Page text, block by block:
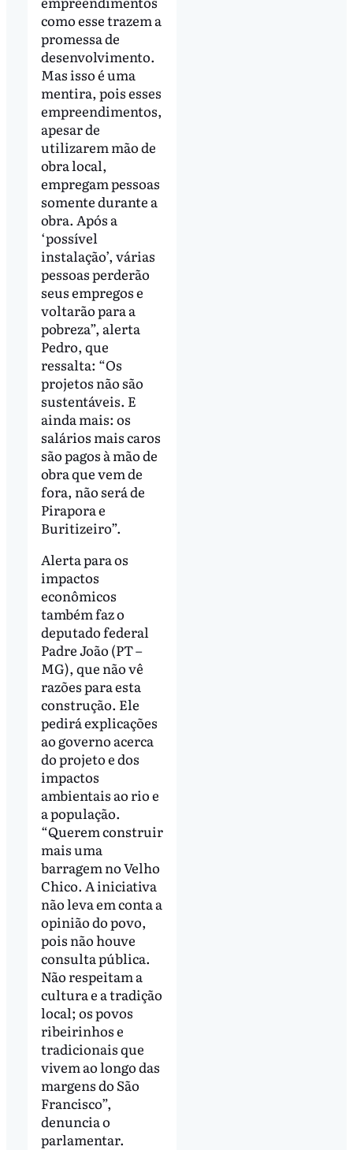
como esse trazem a
promessa de
desenvolvimento.
Mas isso é uma
mentira, pois esses
empreendimentos,
apesar de
utilizarem mão de
obra local,
empregam pessoas
somente durante a
obra. Após a
‘possível
instalação’, várias
pessoas perderão
seus empregos e
voltarão para a
pobreza”, alerta
Pedro, que
ressalta: “Os
projetos não são
sustentáveis. E
ainda mais: os
salários mais caros
são pagos à mão de
obra que vem de
fora, não será de
Pirapora e
Buritizeiro”.
Alerta para os
impactos
econômicos
também faz o
deputado federal
Padre João (PT –
MG), que não vê
razões para esta
construção. Ele
pedirá explicações
ao governo acerca
do projeto e dos
impactos
ambientais ao rio e
a população.
“Querem construir
mais uma
barragem no Velho
Chico. A iniciativa
não leva em conta a
opinião do povo,
pois não houve
consulta pública.
Não respeitam a
cultura e a tradição
local; os povos
ribeirinhos e
tradicionais que
vivem ao longo das
margens do São
Francisco”,
denuncia o
parlamentar.